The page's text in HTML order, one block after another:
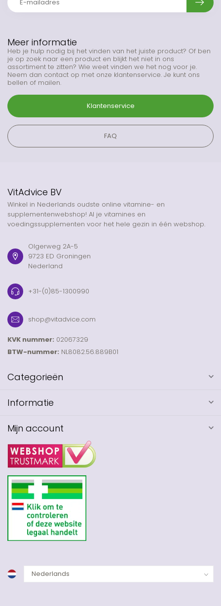
Meer informatie
Heb je hulp nodig bij het vinden van het juiste product? Of ben
je op zoek naar een product en blijkt het niet in ons
assortiment te zitten? Wie weet vinden we het nog voor je.
Neem dan contact op met onze klantenservice. Je kunt ons
bellen of mailen.
Klantenservice
FAQ
VitAdvice BV
Winkel in Nederlands oudste online vitamine- en
supplementenwebshop! Al je vitamines en
voedingssupplementen voor het hele gezin in één webshop.
Olgerweg 2A-5
9723 ED Groningen
Nederland
+31-(0)85-1300990
shop@vitadvice.com
KVK nummer: 02067329
BTW-nummer: NL8082.56.889B01
Categorieën
Informatie
Mijn account